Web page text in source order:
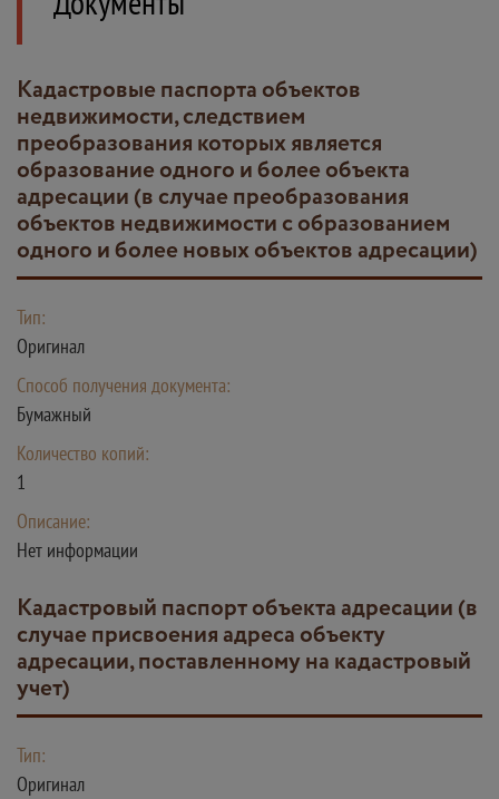
кадастровые паспорта объектов
недвижимости, следствием
преобразования которых является
образование одного и более объекта
адресации (в случае преобразования
объектов недвижимости с образованием
одного и более новых объектов адресации)
Тип:
Оригинал
Способ получения документа:
Бумажный
Количество копий:
1
Описание:
Нет информации
кадастровый паспорт объекта адресации (в
случае присвоения адреса объекту
адресации, поставленному на кадастровый
учет)
Тип:
Оригинал